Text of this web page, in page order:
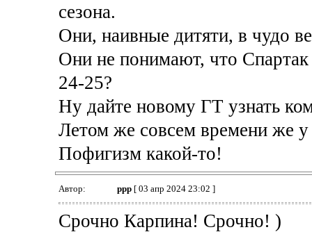
сезона.
Они, наивные дитяти, в чудо
Они не понимают, что Спартак
24-25?
Ну дайте новому ГТ узнать
Летом же совсем времени же у
Пофигизм какой-то!
Автор: ppp[ 03 апр 2024 23:02 ]
Срочно Карпина! Срочно! )